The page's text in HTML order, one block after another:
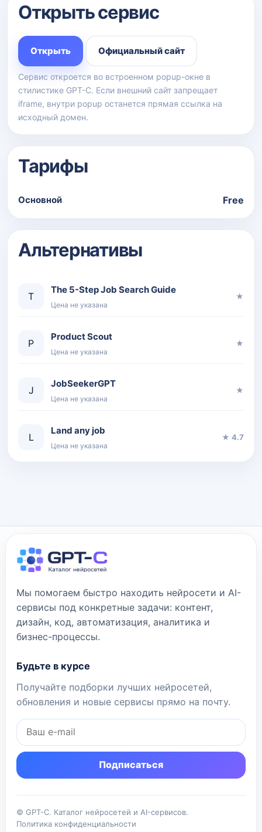
Открыть сервис
Открыть Официальный сайт
Сервис откроется во встроенном popup-окне в
стилистике GPT-C. Если внешний сайт запрещает
iframe, внутри popup останется прямая ссылка на
исходный домен.
Тарифы
Основной Free
Альтернативы
T
The 5-Step Job Search Guide
Цена не указана
★
P
Product Scout
Цена не указана
★
J
JobSeekerGPT
Цена не указана
★
L
Land any job
Цена не указана
★ 4.7
Мы помогаем быстро находить нейросети и AI-
сервисы под конкретные задачи: контент,
дизайн, код, автоматизация, аналитика и
бизнес-процессы.
Будьте в курсе
Получайте подборки лучших нейросетей,
обновления и новые сервисы прямо на почту.
Подписаться
© GPT-C. Каталог нейросетей и AI-сервисов.
Политика конфиденциальности